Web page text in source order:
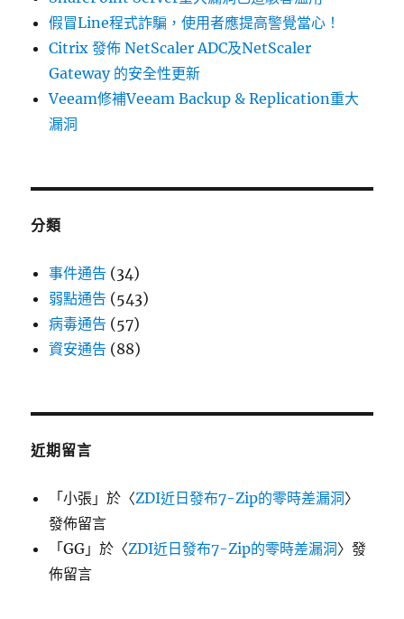
假冒Line程式詐騙，使用者應提高警覺當心！
Citrix 發佈 NetScaler ADC及NetScaler
Gateway 的安全性更新
Veeam修補Veeam Backup & Replication重大
漏洞
分類
事件通告 (34)
弱點通告 (543)
病毒通告 (57)
資安通告 (88)
近期留言
「小張 」於〈ZDI近日發布7-Zip的零時差漏洞〉
發佈留言
「GG 」於〈ZDI近日發布7-Zip的零時差漏洞〉發
佈留言